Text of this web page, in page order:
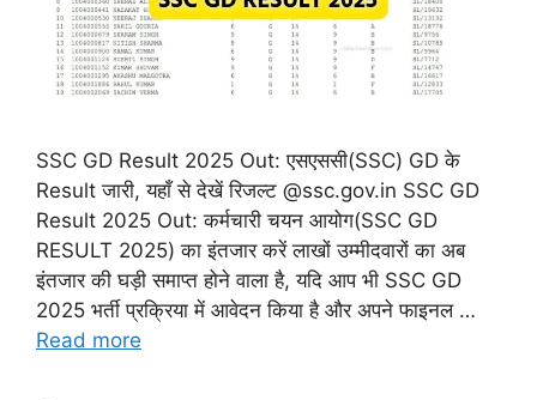
SSC GD Result 2025 Out: एसएससी(SSC) GD के
Result जारी, यहाँ से देखें रिजल्ट @ssc.gov.in SSC GD
Result 2025 Out: कर्मचारी चयन आयोग(SSC GD
RESULT 2025) का इंतजार करें लाखों उम्मीदवारों का अब
इंतजार की घड़ी समाप्त होने वाला है, यदि आप भी SSC GD
2025 भर्ती प्रक्रिया में आवेदन किया है और अपने फाइनल …
Read more